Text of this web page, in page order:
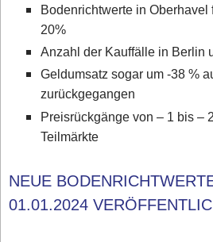
Bodenrichtwerte in
20%
Anzahl der Kauffälle in Berlin
Geldumsatz sogar um -38 %
zurückgegangen
Preisrückgänge von – 1 bis –
Teilmärkte
NEUE
01.01.2024